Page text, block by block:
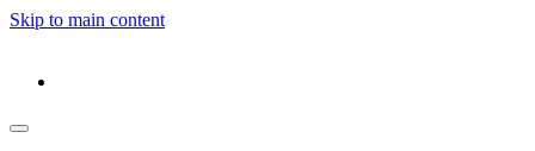
Skip to main content